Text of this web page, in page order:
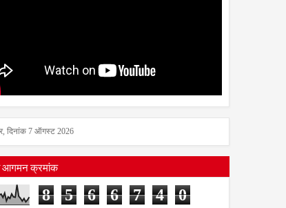
दिनांक 7 ऑगस्ट 2026
आगमन क्रमांक
8 5 6 6 7 4 0